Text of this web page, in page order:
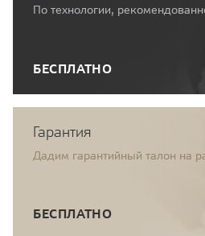
По технологии,
БЕСПЛАТНО
Гарантия
Дадим гарантийный талон на
БЕСПЛАТНО